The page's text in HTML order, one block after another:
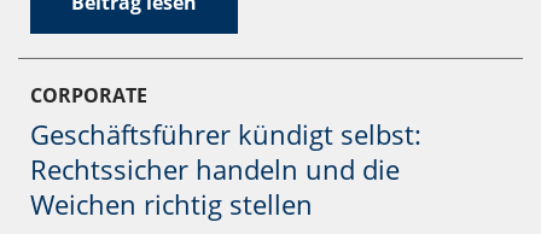
CORPORATE
Geschäftsführer kündigt selbst:
Rechtssicher handeln und die
Weichen richtig stellen